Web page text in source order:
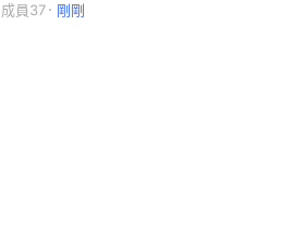
成員37
剛剛